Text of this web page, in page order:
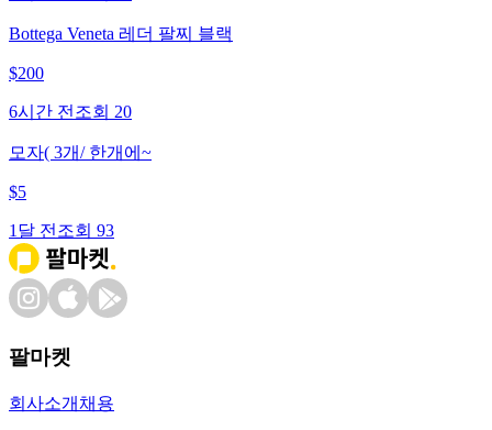
Bottega Veneta 레더 팔찌 블랙
$200
6시간 전 조회 20
모자( 3개/ 한개에~
$5
1달 전 조회 93
팔마켓
회사소개 채용